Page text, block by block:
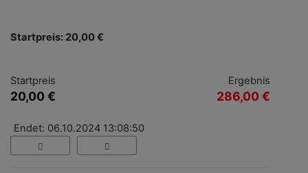
Startpreis: 20,00 €
Startpreis
20,00 €
Ergebnis
286,00 €
Endet: 06.10.2024 13:08:50